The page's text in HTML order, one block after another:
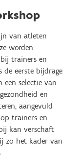
van atleten
worden
trainers en
de eerste bijdrage
een selectie van
en
aangevuld
trainers en
kan verschaft
zo het kader van